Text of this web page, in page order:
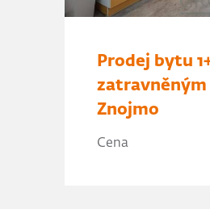
Prodej bytu
zatravněným
Znojmo
Cena